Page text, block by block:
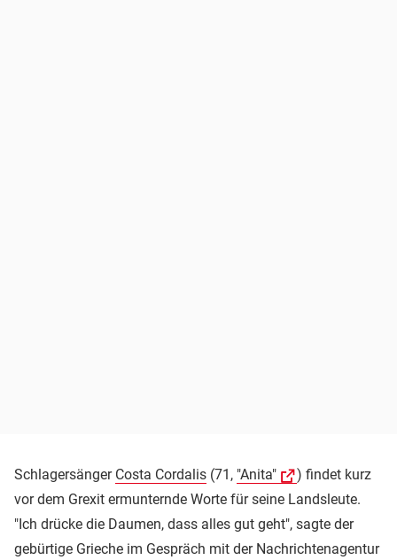
Schlagersänger Costa Cordalis (71, "Anita"
) findet kurz
vor dem Grexit ermunternde Worte für seine Landsleute.
"Ich drücke die Daumen, dass alles gut geht", sagte der
gebürtige Grieche im Gespräch mit der Nachrichtenagentur